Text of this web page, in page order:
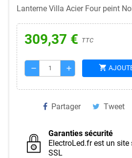
Lanterne Villa Acier Four peint
309,37 € TTC
remove add shopping_cart
Partager Tweet
Garanties sécurité
ElectroLed.fr est un site
SSL